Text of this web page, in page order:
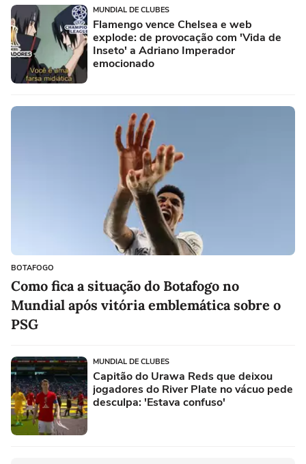
MUNDIAL DE CLUBES
Flamengo vence Chelsea e web
explode: de provocação com 'Vida de
Inseto' a Adriano Imperador
emocionado
BOTAFOGO
Como fica a situação do Botafogo no
Mundial após vitória emblemática sobre o
PSG
MUNDIAL DE CLUBES
Capitão do Urawa Reds que deixou
jogadores do River Plate no vácuo pede
desculpa: 'Estava confuso'